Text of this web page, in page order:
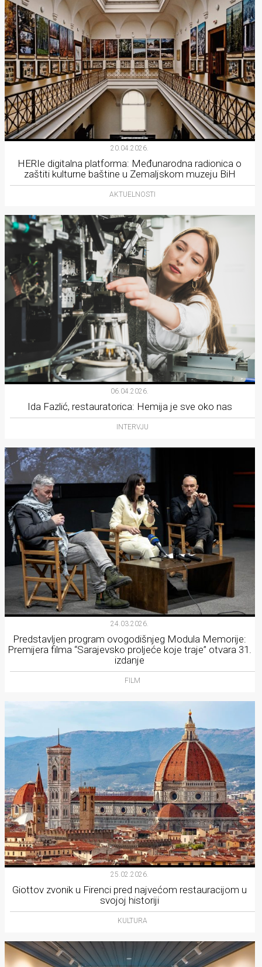
20.04.2026.
HERIe digitalna platforma: Međunarodna radionica o
zaštiti kulturne baštine u Zemaljskom muzeju BiH
AKTUELNOSTI
06.04.2026.
Ida Fazlić, restauratorica: Hemija je sve oko nas
INTERVJU
24.03.2026.
Predstavljen program ovogodišnjeg Modula Memorije:
Premijera filma “Sarajevsko proljeće koje traje” otvara 31.
izdanje
FILM
25.02.2026.
Giottov zvonik u Firenci pred najvećom restauracijom u
svojoj historiji
KULTURA